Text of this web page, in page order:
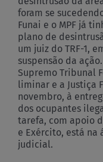
foram se
Funai e o MPF já
plano de
um juiz do TRF-1,
suspensão da
Supremo Tribunal
liminar e a Justiça
novembro, à
dos ocupantes
tarefa, com apoio
e Exército, está na
judicial.